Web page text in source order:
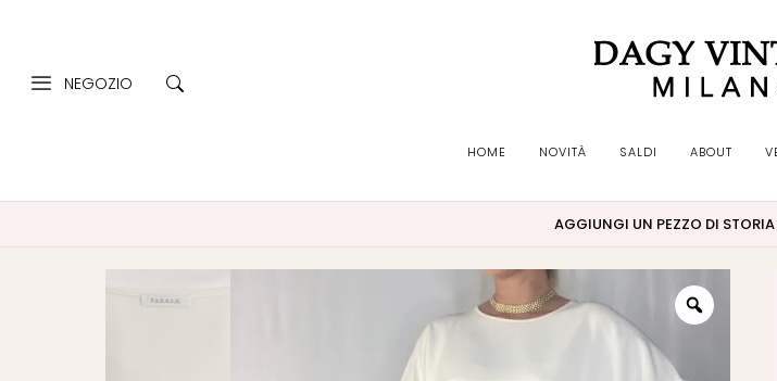
NEGOZIO
HOME NOVITÀ SALDI ABOUT
AGGIUNGI UN PEZZO DI